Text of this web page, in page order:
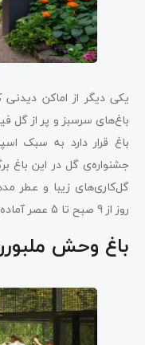
یکی دیگر از اماکن دیدنی
باغ‌های سرسبز و پر از گل
باغ قرار دارد به سبک
جشنواره‌ی گل در این باغ
گل‌‌کاری‌های زیبا و عطر
روز از 9 صبح تا 5 عصر آماده‌ی پذیرش گردشگران می‌باشد.
باغ وحش